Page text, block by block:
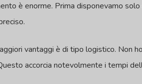
è enorme. Prima disponevamo
vantaggi è di tipo logistico. Non
accorcia notevolmente i tempi